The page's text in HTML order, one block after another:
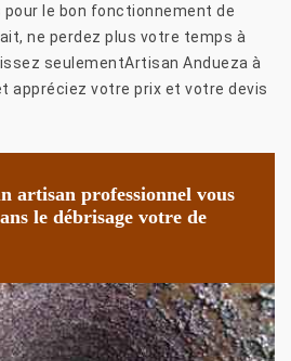
le bon fonctionnement de
ne perdez plus votre temps à
seulementArtisan Andueza à
appréciez votre prix et votre devis
artisan professionnel vous
le débrisage votre de